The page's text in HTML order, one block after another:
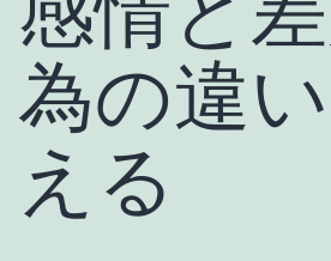
為の違
える